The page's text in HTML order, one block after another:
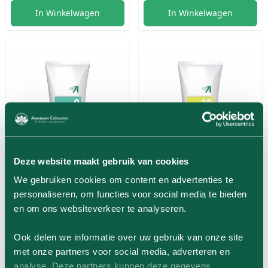
Deze website maakt gebruik van cookies
We gebruiken cookies om content en advertenties te
personaliseren, om functies voor social media te bieden
en om ons websiteverkeer te analyseren.
Ook delen we informatie over uw gebruik van onze site
met onze partners voor social media, adverteren en
In Winkelwagen In Winkelwagen
Crèmegel 09 Natrium
€ 34,95
Crèmegel 10 Natrium
€ 34,95